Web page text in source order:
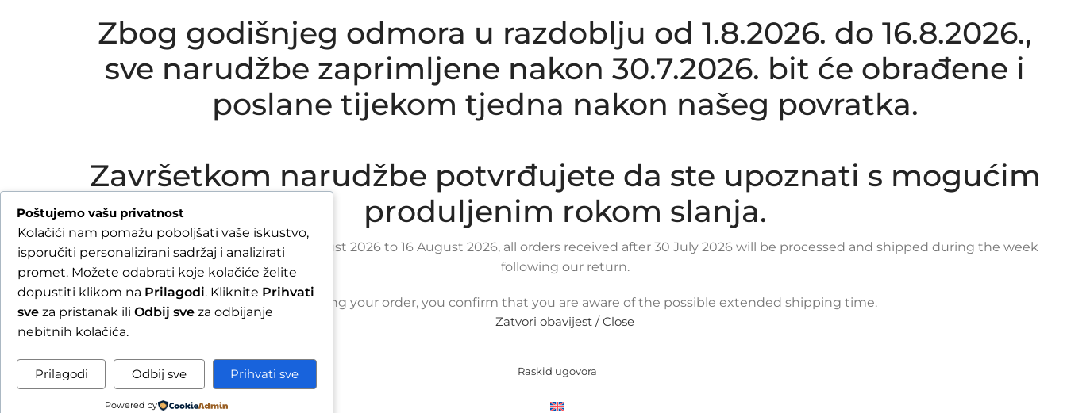
Zbog godišnjeg odmora u razdoblju od 1.8.2026. do 16.8.2026.,
sve narudžbe zaprimljene nakon 30.7.2026. bit će obrađene i
poslane tijekom tjedna nakon našeg povratka.
Završetkom narudžbe potvrđujete da ste upoznati s mogućim
produljenim rokom slanja.
Due to our annual holiday from 1 August 2026 to 16 August 2026, all orders received after 30 July 2026 will be processed and shipped during the week
following our return.
By completing your order, you confirm that you are aware of the possible extended shipping time.
Zatvori obavijest / Close
Poštujemo vašu privatnost
Kolačići nam pomažu poboljšati vaše iskustvo,
isporučiti personalizirani sadržaj i analizirati
promet. Možete odabrati koje kolačiće želite
dopustiti klikom na Prilagodi. Kliknite Prihvati
sve za pristanak ili Odbij sve za odbijanje
nebitnih kolačića.
Prilagodi Odbij sve Prihvati sve
Powered by
Raskid ugovora